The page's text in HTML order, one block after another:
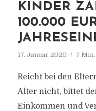
KINDER
100.000
17. Januar 2020 7
Reicht bei den
Alter nicht, bittet
Einkommen und